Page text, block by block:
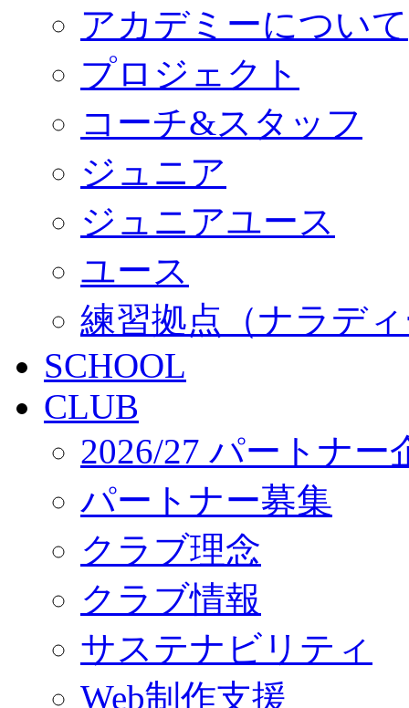
アカデミーについて
プロジェクト
コーチ&スタッフ
ジュニア
ジュニアユース
ユース
練習拠点（ナラデ
SCHOOL
CLUB
2026/27 パートナー
パートナー募集
クラブ理念
クラブ情報
サステナビリティ
Web制作支援